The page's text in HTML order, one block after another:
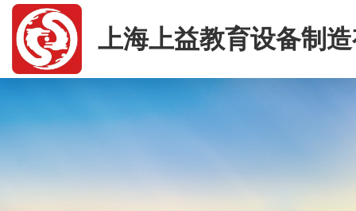
上海上益教育设备制
司